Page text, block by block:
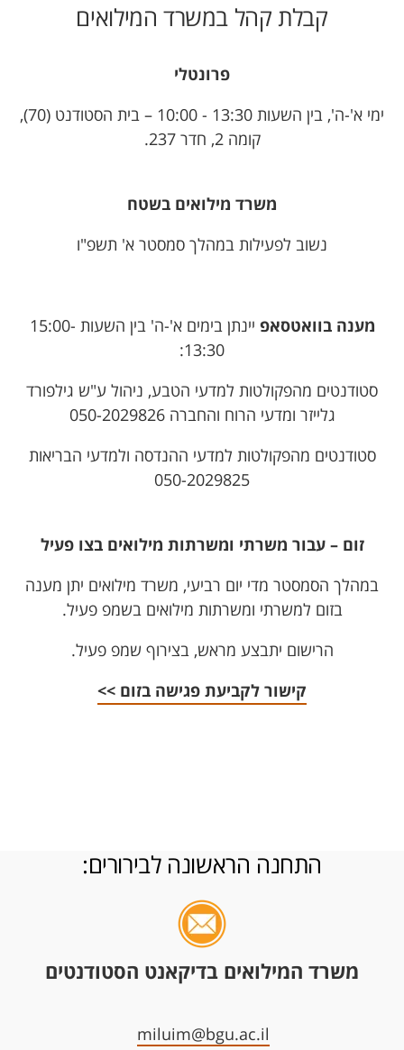
קבלת קהל במשרד המילואים
פרונטלי
ימי א'-ה', בין השעות 13:30 - 10:00 – בית הסטודנט (70),
קומה 2, חדר 237.
משרד מילואים בשטח
נשוב לפעילות במהלך סמסטר א' תשפ"ו
מענה בוואטסאפ
יינתן בימים א'-ה' בין השעות 15:00-
13:30:
סטודנטים מהפקולטות למדעי הטבע, ניהול ע"ש גילפורד
גלייזר ומדעי הרוח והחברה 050-2029826
סטודנטים מהפקולטות למדעי ההנדסה ולמדעי הבריאות
050-2029825
זום – עבור משרתי ומשרתות מילואים בצו פעיל
במהלך הסמסטר מדי יום רביעי, משרד מילואים יתן מענה
בזום למשרתי ומשרתות מילואים בשמפ פעיל.
הרישום יתבצע מראש, בצירוף שמפ פעיל.
קישור לקביעת פגישה בזום >>
התחנה הראשונה לבירורים:
משרד המילואים בדיקאנט הסטודנטים
miluim@bgu.ac.il